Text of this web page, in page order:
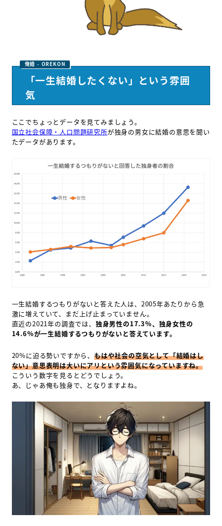
「一生結婚したくない」という雰囲
気
ここでちょっとデータを見てみましょう。
国立社会保障・人口問題研究所が独身の男女に結婚の意思を聞い
たデータがあります。
一生結婚するつもりがないと答えた人は、2005年あたりから急
激に増えていて、まだ上げ止まっていません。
直近の2021年の調査では、 独身男性の17.3%、独身女性の
14.6%が一生結婚するつもりがないと答えています。
20%に迫る勢いですから、 もはや社会の空気として「結婚はし
ない」意思表明は大いにアリという雰囲気になっていますね。
こういう数字を見るとどうでしょう。
あ、じゃあ俺も独身で、となりますよね。